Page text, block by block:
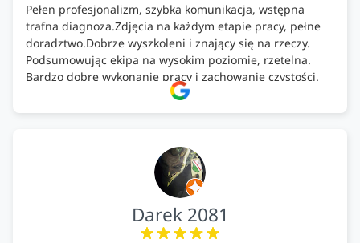
Pełen profesjonalizm, szybka komunikacja, wstępna
trafna diagnoza.Zdjęcia na każdym etapie pracy, pełne
doradztwo.Dobrze wyszkoleni i znający się na rzeczy.
Podsumowując ekipa na wysokim poziomie, rzetelna.
Bardzo dobre wykonanie pracy i zachowanie czystości.
Darek 2081